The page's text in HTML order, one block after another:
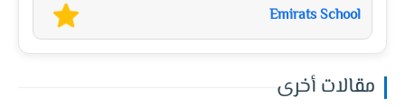
Emirats School
مقالات أخرى